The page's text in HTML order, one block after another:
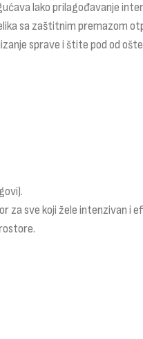
lako prilagođavanje
sa zaštitnim premazom
sprave i štite pod od
za sve koji žele intenzivan